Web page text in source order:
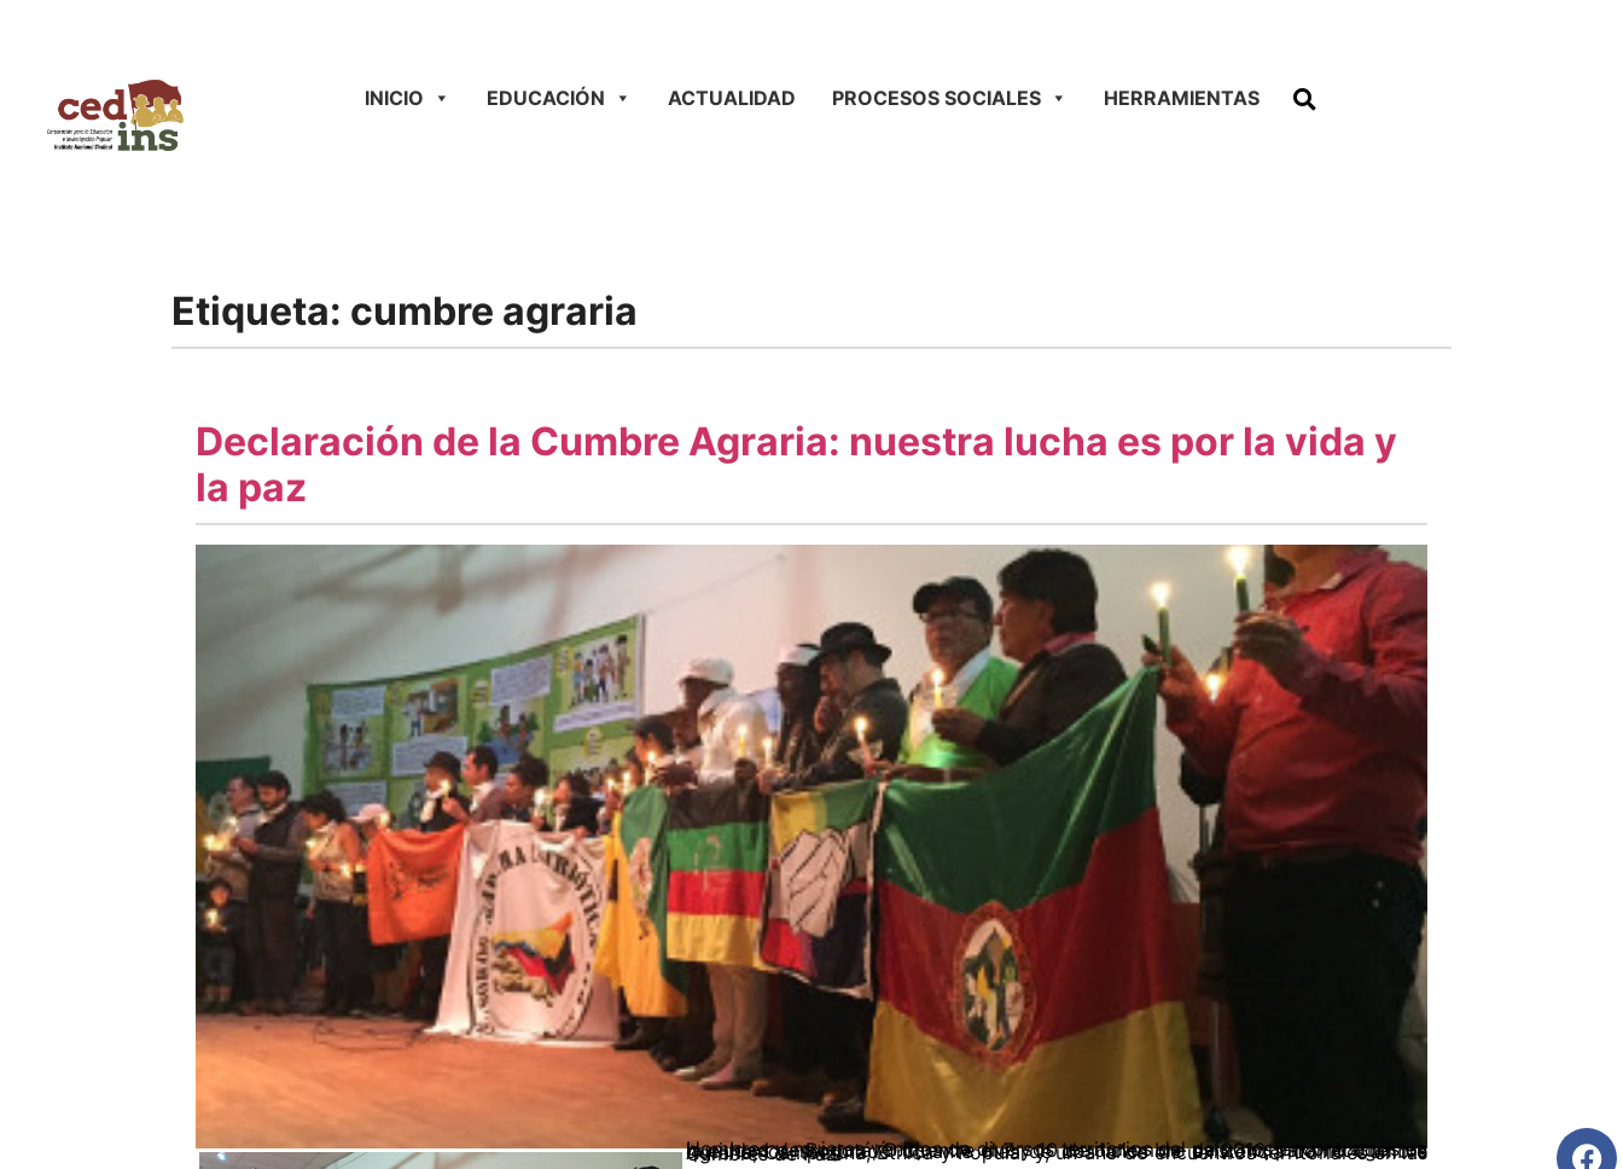
INICIO EDUCACIÓN ACTUALIDAD PROCESOS SOCIALES HERRAMIENTAS
Etiqueta: cumbre agraria
Declaración de la Cumbre Agraria: nuestra lucha es por la vida y
la paz
Hombres y mujeres venidos de diversos territorios del país, nos encontramos en la ciudad de Bogotá, D.C, entre el 7 y 10 de diciembre de 2016, para recoger los que hemos sembrado durante más de dos años de existencia como Cumbre Agraria, Campesina, Étnica y Popular y, un año de encuentros territoriales en las Cumbres de Paz.